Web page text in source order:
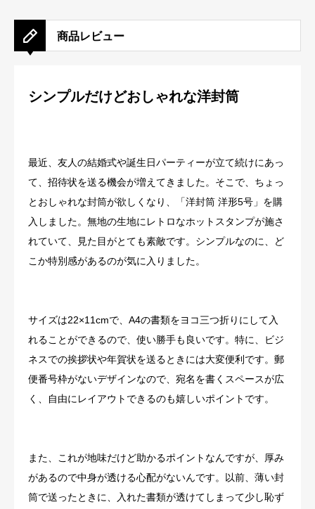
商品レビュー
シンプルだけどおしゃれな洋封筒
最近、友人の結婚式や誕生日パーティーが立て続けにあっ
て、招待状を送る機会が増えてきました。そこで、ちょっ
とおしゃれな封筒が欲しくなり、「洋封筒 洋形5号」を購
入しました。無地の生地にレトロなホットスタンプが施さ
れていて、見た目がとても素敵です。シンプルなのに、ど
こか特別感があるのが気に入りました。
サイズは22×11cmで、A4の書類をヨコ三つ折りにして入
れることができるので、使い勝手も良いです。特に、ビジ
ネスでの挨拶状や年賀状を送るときには大変便利です。郵
便番号枠がないデザインなので、宛名を書くスペースが広
く、自由にレイアウトできるのも嬉しいポイントです。
また、これが地味だけど助かるポイントなんですが、厚み
があるので中身が透ける心配がないんです。以前、薄い封
筒で送ったときに、入れた書類が透けてしまって少し恥ず